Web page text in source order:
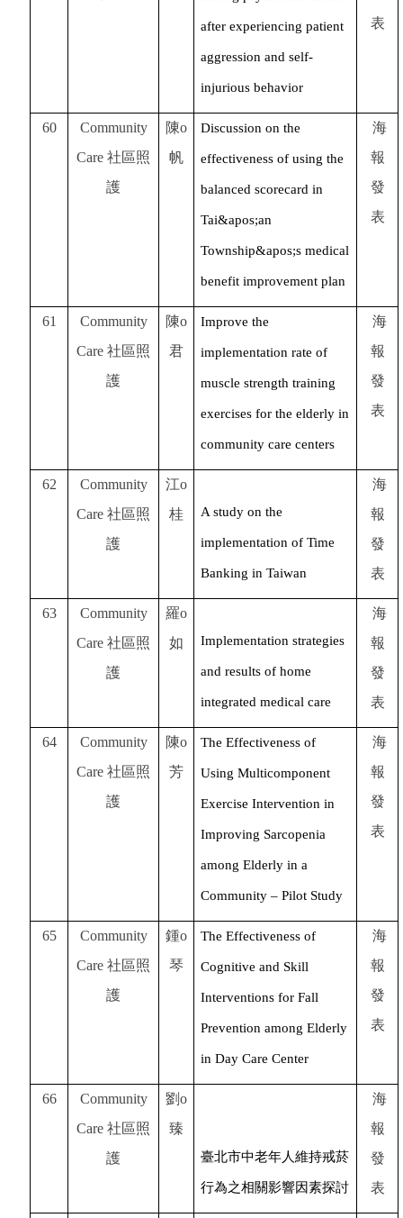
after experiencing patient
aggression and self-
injurious behavior
表
60
Community
Care 社區照
護
陳o
帆
Discussion on the
effectiveness of using the
balanced scorecard in
Tai&apos;an
Township&apos;s medical
benefit improvement plan
海
報
發
表
61
Community
Care 社區照
護
陳o
君
Improve the
implementation rate of
muscle strength training
exercises for the elderly in
community care centers
海
報
發
表
62
Community
Care 社區照
護
江o
桂
A study on the
implementation of Time
Banking in Taiwan
海
報
發
表
63
Community
Care 社區照
護
羅o
如
Implementation strategies
and results of home
integrated medical care
海
報
發
表
64
Community
Care 社區照
護
陳o
芳
The Effectiveness of
Using Multicomponent
Exercise Intervention in
Improving Sarcopenia
among Elderly in a
Community – Pilot Study
海
報
發
表
65
Community
Care 社區照
護
鍾o
琴
The Effectiveness of
Cognitive and Skill
Interventions for Fall
Prevention among Elderly
in Day Care Center
海
報
發
表
66
Community
Care 社區照
護
劉o
臻
臺北市中老年人維持戒菸
行為之相關影響因素探討
海
報
發
表